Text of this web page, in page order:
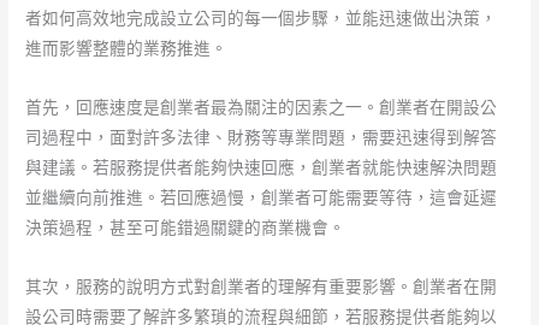
者如何高效地完成設立公司的每一個步驟，並能迅速做出決策，
進而影響整體的業務推進。
首先，回應速度是創業者最為關注的因素之一。創業者在開設公
司過程中，面對許多法律、財務等專業問題，需要迅速得到解答
與建議。若服務提供者能夠快速回應，創業者就能快速解決問題
並繼續向前推進。若回應過慢，創業者可能需要等待，這會延遲
決策過程，甚至可能錯過關鍵的商業機會。
其次，服務的說明方式對創業者的理解有重要影響。創業者在開
設公司時需要了解許多繁瑣的流程與細節，若服務提供者能夠以